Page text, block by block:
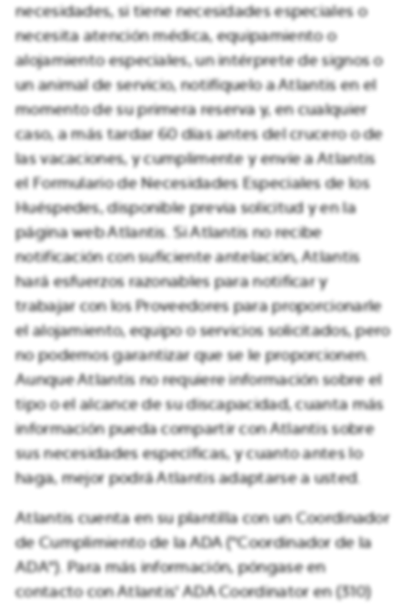
necesidades, si tiene necesidades especiales o
necesita atención médica, equipamiento o
alojamiento especiales, un intérprete de signos o
un animal de servicio, notifíquelo a Atlantis en el
momento de su primera reserva y, en cualquier
caso, a más tardar 60 días antes del crucero o de
las vacaciones, y cumplimente y envíe a Atlantis
el Formulario de Necesidades Especiales de los
Huéspedes, disponible previa solicitud y en la
página web Atlantis. Si Atlantis no recibe
notificación con suficiente antelación, Atlantis
hará esfuerzos razonables para notificar y
trabajar con los Proveedores para proporcionarle
el alojamiento, equipo o servicios solicitados, pero
no podemos garantizar que se le proporcionen.
Aunque Atlantis no requiere información sobre el
tipo o el alcance de su discapacidad, cuanta más
información pueda compartir con Atlantis sobre
sus necesidades específicas, y cuanto antes lo
haga, mejor podrá Atlantis adaptarse a usted.
Atlantis cuenta en su plantilla con un Coordinador
de Cumplimiento de la ADA ("Coordinador de la
ADA"). Para más información, póngase en
contacto con Atlantis' ADA Coordinator en (310)